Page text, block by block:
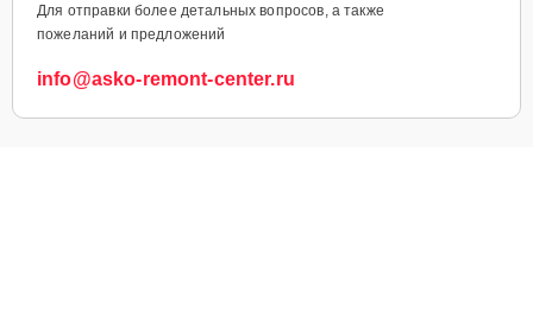
Для отправки более детальных вопросов, а также
пожеланий и предложений
info@asko-remont-center.ru